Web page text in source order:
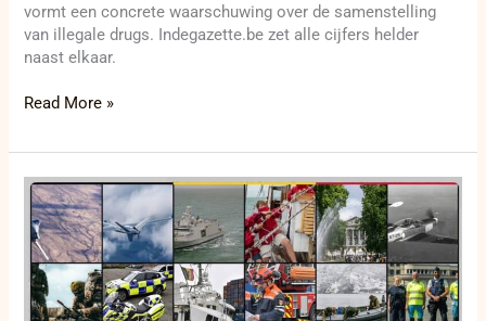
vormt een concrete waarschuwing over de samenstelling
van illegale drugs. Indegazette.be zet alle cijfers helder
naast elkaar.
Read More »
Van
Te
Deum
tot
150.000
bezoekers: